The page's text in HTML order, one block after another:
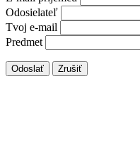
Odosielateľ
Tvoj e-mail
Predmet
Odoslať Zrušiť